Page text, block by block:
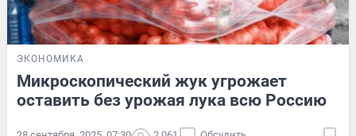
ЭКОНОМИКА
Микроскопический жук угрожает
оставить без урожая лука всю Россию